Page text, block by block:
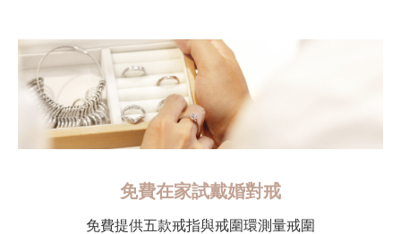
免費在家試戴婚對戒
免費提供五款戒指與戒圍環測量戒圍